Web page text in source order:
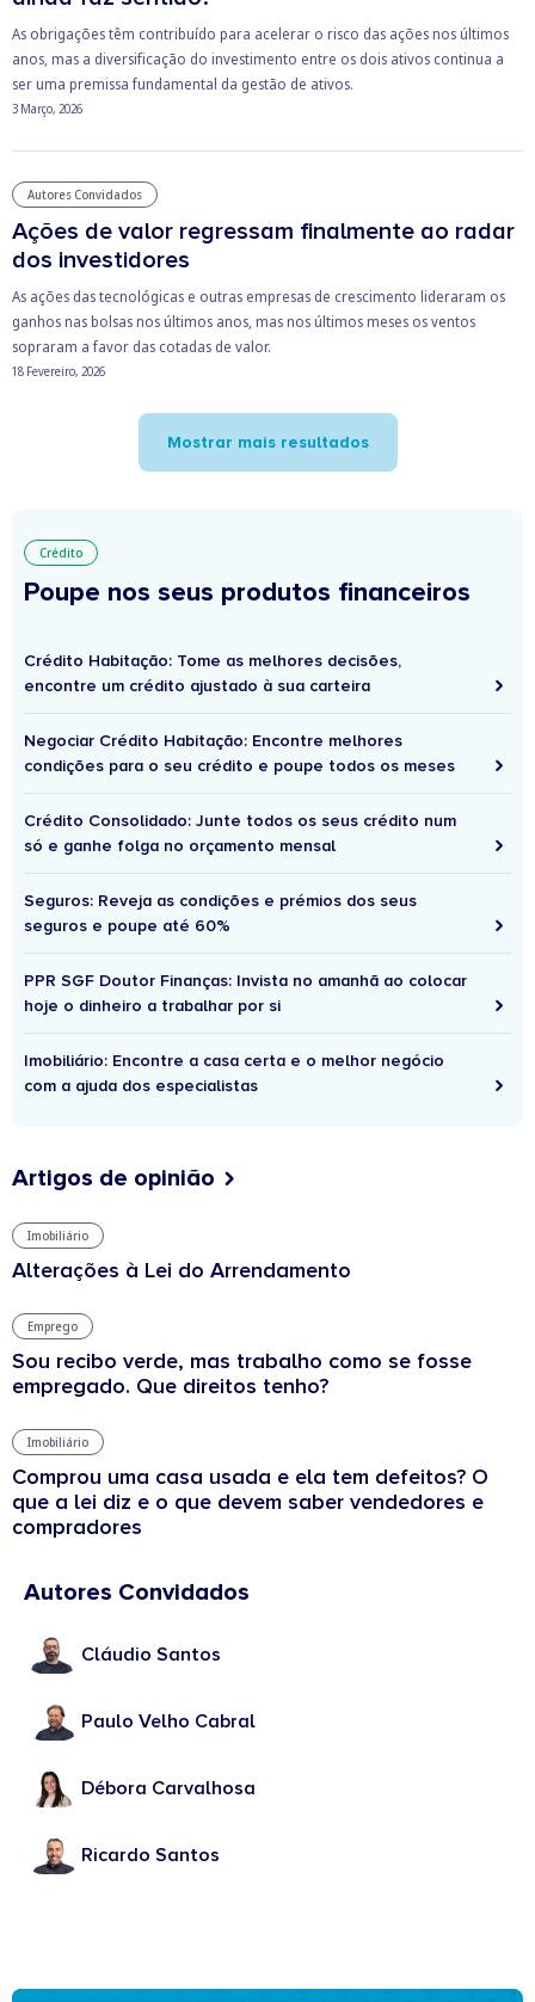
As obrigações têm contribuído para acelerar o risco das ações nos últimos
anos, mas a diversificação do investimento entre os dois ativos continua a
ser uma premissa fundamental da gestão de ativos.
3 Março, 2026
Autores Convidados
Ações de valor regressam finalmente ao radar
dos investidores
As ações das tecnológicas e outras empresas de crescimento lideraram os
ganhos nas bolsas nos últimos anos, mas nos últimos meses os ventos
sopraram a favor das cotadas de valor.
18 Fevereiro, 2026
Mostrar mais resultados
Crédito
Poupe nos seus produtos financeiros
Crédito Habitação: Tome as melhores decisões,
encontre um crédito ajustado à sua carteira
Negociar Crédito Habitação: Encontre melhores
condições para o seu crédito e poupe todos os meses
Crédito Consolidado: Junte todos os seus crédito num
só e ganhe folga no orçamento mensal
Seguros: Reveja as condições e prémios dos seus
seguros e poupe até 60%
PPR SGF Doutor Finanças: Invista no amanhã ao colocar
hoje o dinheiro a trabalhar por si
Imobiliário: Encontre a casa certa e o melhor negócio
com a ajuda dos especialistas
Artigos de opinião
Imobiliário
Alterações à Lei do Arrendamento
Emprego
Sou recibo verde, mas trabalho como se fosse
empregado. Que direitos tenho?
Imobiliário
Comprou uma casa usada e ela tem defeitos? O
que a lei diz e o que devem saber vendedores e
compradores
Autores Convidados
Cláudio Santos
Paulo Velho Cabral
Débora Carvalhosa
Ricardo Santos